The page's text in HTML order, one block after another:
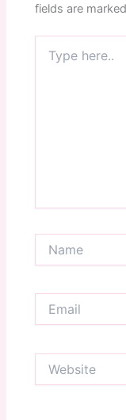
fields are marked
here..